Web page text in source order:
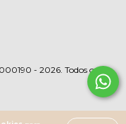
- 2026. Todos os